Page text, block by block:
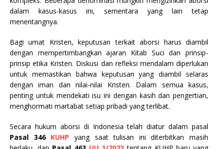
dalam kasus-kasus ini, sementara yang lain tetap
menentangnya.
Bagi umat Kristen, keputusan terkait aborsi harus diambil
dengan mempertimbangkan ajaran Kitab Suci dan prinsip-
prinsip etika Kristen. Diskusi dan refleksi mendalam diperlukan
untuk memastikan bahwa keputusan yang diambil selaras
dengan iman dan nilai-nilai Kristen. Dalam semua kasus,
penting untuk mendekati isu ini dengan kasih dan pengertian,
menghormati martabat setiap pribadi yang terlibat.
Secara hukum aborsi di Indonesia telah diatur dalam pasal
Pasal 346 KUHP
yang saat tulisan ini diterbitkan masih